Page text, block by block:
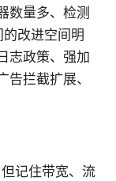
数量多、检测
改进空间明
志政策、强加
拦截扩展、
记住带宽、流